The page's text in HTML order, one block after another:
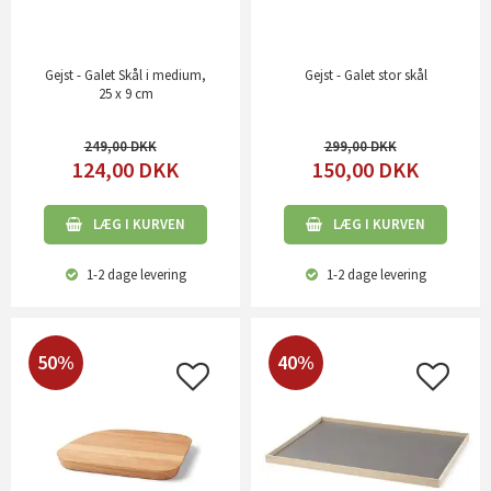
Gejst - Galet Skål i medium,
25 x 9 cm
249,00
124,00 DKK
LÆG I KURVEN
1-2 dagelevering
Gejst - Galet stor skål
299,00
150,00 DKK
LÆG I KURVEN
1-2 dagelevering
50% 40%